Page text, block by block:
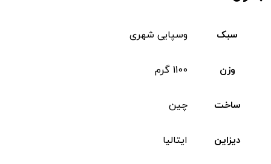
سبک وسپایی شهری
وزن 1100 گرم
ساخت چین
دیزاین ایتالیا